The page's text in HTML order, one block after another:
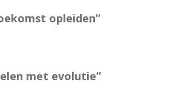
opleiden”
met evolutie”